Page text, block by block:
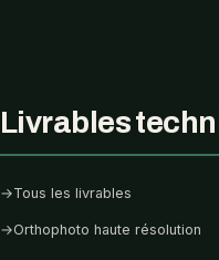
Livrables
→Tous les livrables
→Orthophoto haute résolution